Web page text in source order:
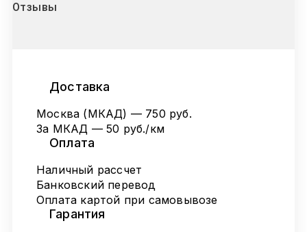
Отзывы
Доставка
Москва (МКАД) — 750 руб.
За МКАД — 50 руб./км
Оплата
Наличный рассчет
Банковский перевод
Оплата картой при самовывозе
Гарантия